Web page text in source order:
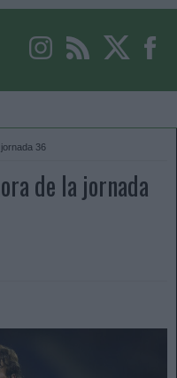
36
de la jornada